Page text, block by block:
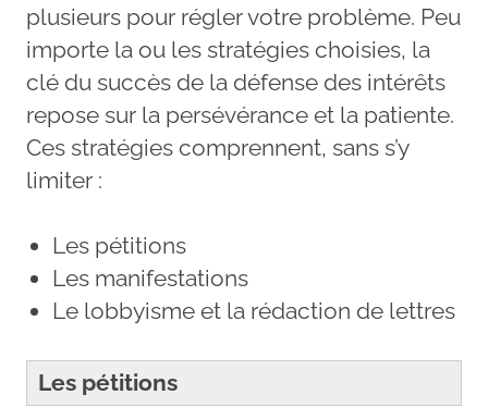
plusieurs pour régler votre problème. Peu
importe la ou les stratégies choisies, la
clé du succès de la défense des intérêts
repose sur la persévérance et la patiente.
Ces stratégies comprennent, sans s’y
limiter :
Les pétitions
Les manifestations
Le lobbyisme et la rédaction de lettres
Les pétitions